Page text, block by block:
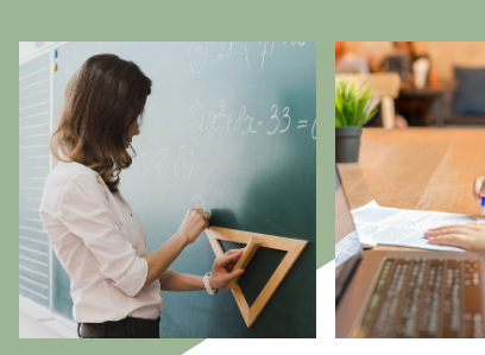
Студентське життя